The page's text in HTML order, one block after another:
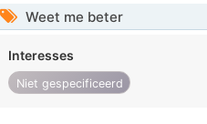
Weet me beter
Interesses
Niet gespecificeerd